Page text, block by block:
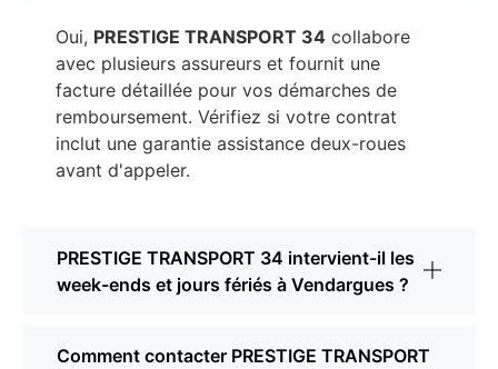
Oui, PRESTIGE TRANSPORT 34 collabore
avec plusieurs assureurs et fournit une
facture détaillée pour vos démarches de
remboursement. Vérifiez si votre contrat
inclut une garantie assistance deux-roues
avant d'appeler.
PRESTIGE TRANSPORT 34 intervient-il les
week-ends et jours fériés à Vendargues ?
Comment contacter PRESTIGE TRANSPORT